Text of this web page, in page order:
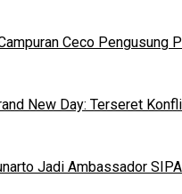
Ceco Pengusung
New Day: Terseret
Jadi Ambassador